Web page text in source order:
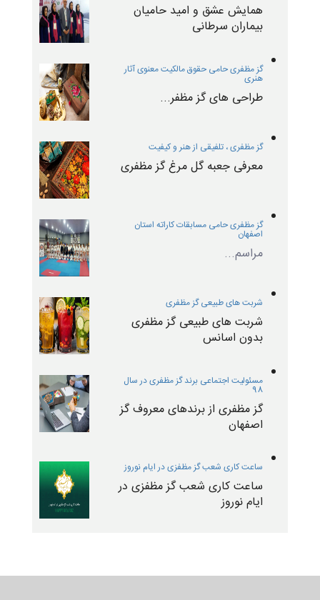
همایش عشق و امید حامیان
بیماران سرطانی
گز مظفری حامی حقوق مالکیت معنوی آثار
هنری
طراحی های گز مظفر...
گز مظفری ، تلفیقی از هنر و کیفیت
معرفی جعبه گل مرغ گز مظفری
گز مظفری حامی مسابقات کاراته استان
اصفهان
مراسم...
شربت های طبیعی گز مظفری
شربت های طبیعی گز مظفری
بدون اسانس
مسئولیت اجتماعی برند گز مظفری در سال
98
گز مظفری از برندهای معروف گز
اصفهان
ساعت کاری شعب گز مظفزی در ایام نوروز
ساعت کاری شعب گز مظفزی در
ایام نوروز